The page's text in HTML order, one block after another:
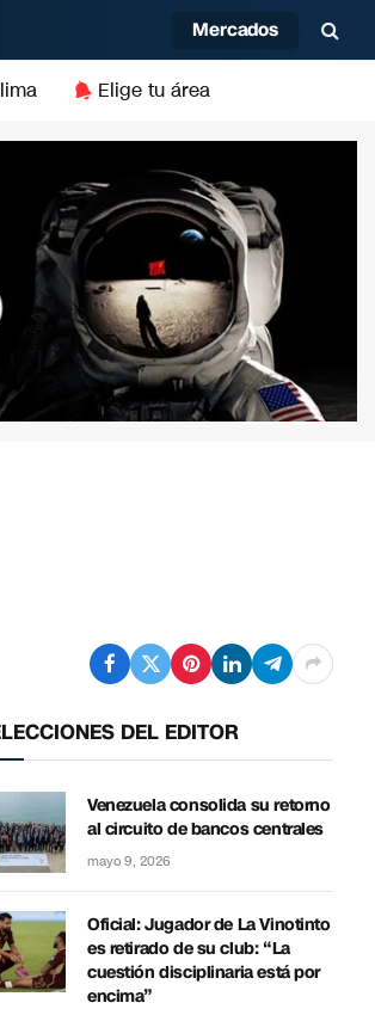
Mercados
Elige tu área
DEL EDITOR
Venezuela consolida su retorno
al circuito de bancos centrales
mayo 9, 2026
Oficial: Jugador de La Vinotinto
es retirado de su club: “La
cuestión disciplinaria está por
encima”